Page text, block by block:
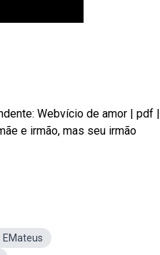
Webvício de amor | pdf |
e irmão, mas seu irmão
EMateus